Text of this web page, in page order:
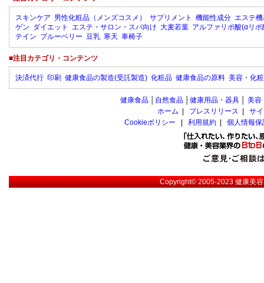
スキンケア 男性化粧品（メンズコスメ） サプリメント 機能性成分 エステ
ゲン ダイエット エステ・サロン・スパ向け 大麦若葉 アルファリポ酸(αリポ
テイン ブルーベリー 豆乳 寒天 車椅子
■注目カテゴリ・コンテンツ
決済代行 印刷 健康食品の製造(受託製造) 化粧品 健康食品の原料 美容・化
健康食品 自然食品 健康用品・器具 美容
ホーム
プレスリリース
サ
Cookieポリシー
利用規約 個人情報
Copyright© 2005-2023健康美